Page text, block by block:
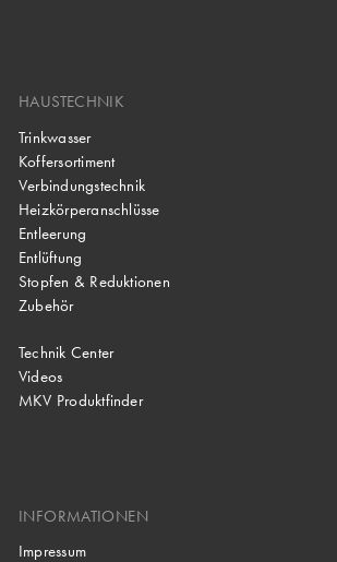
HAUSTECHNIK
Trinkwasser
Koffersortiment
Verbindungstechnik
Heizkörperanschlüsse
Entleerung
Entlüftung
Stopfen & Reduktionen
Zubehör
Technik Center
Videos
MKV Produktfinder
INFORMATIONEN
Impressum